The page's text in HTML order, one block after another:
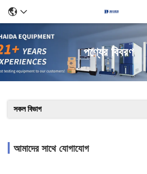
পণ্যের বিবরণ
সকল বিভাগ
আমাদের সাথে যোগাযোগ